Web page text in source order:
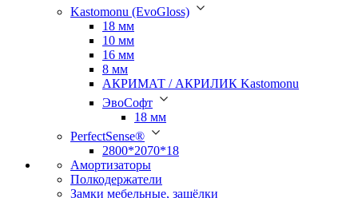
Kastomonu (EvoGloss)
18 мм
10 мм
16 мм
8 мм
АКРИМАТ / АКРИЛИК Kastomonu
ЭвоСофт
18 мм
PerfectSense®
2800*2070*18
Амортизаторы
Полкодержатели
Замки мебельные, защёлки